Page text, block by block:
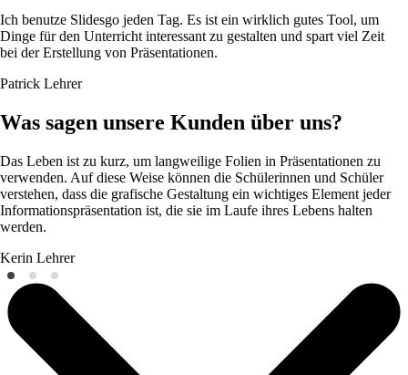
Ich benutze Slidesgo jeden Tag. Es ist ein wirklich gutes Tool, um
Dinge für den Unterricht interessant zu gestalten und spart viel Zeit
bei der Erstellung von Präsentationen.
Patrick Lehrer
Was sagen unsere Kunden über uns?
Das Leben ist zu kurz, um langweilige Folien in Präsentationen zu
verwenden. Auf diese Weise können die Schülerinnen und Schüler
verstehen, dass die grafische Gestaltung ein wichtiges Element jeder
Informationspräsentation ist, die sie im Laufe ihres Lebens halten
werden.
Kerin Lehrer